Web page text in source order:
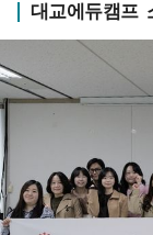
대교에듀캠프